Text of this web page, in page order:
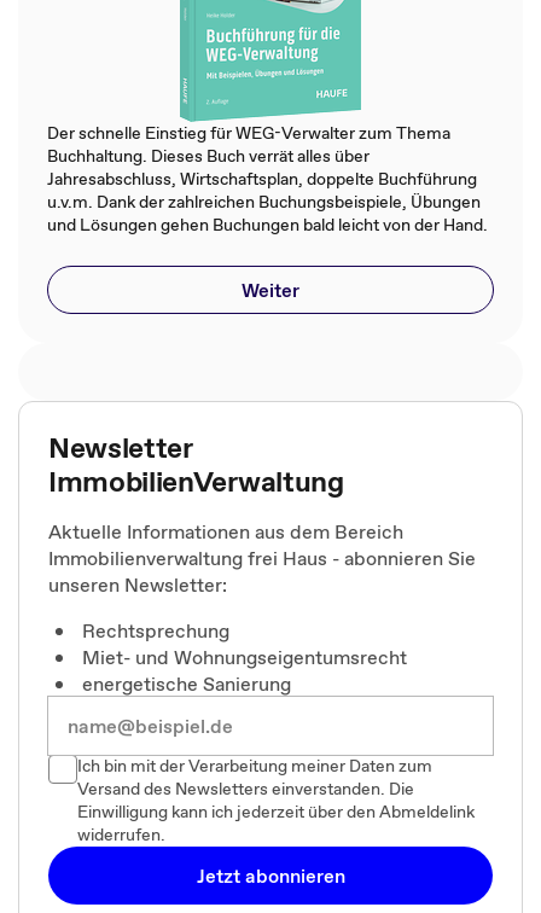
Der schnelle Einstieg für WEG-Verwalter zum Thema
Buchhaltung. Dieses Buch verrät alles über
Jahresabschluss, Wirtschaftsplan, doppelte Buchführung
u.v.m. Dank der zahlreichen Buchungsbeispiele, Übungen
und Lösungen gehen Buchungen bald leicht von der Hand.
Weiter
Newsletter
ImmobilienVerwaltung
Aktuelle Informationen aus dem Bereich
Immobilienverwaltung frei Haus - abonnieren Sie
unseren Newsletter:
Rechtsprechung
Miet- und Wohnungseigentumsrecht
energetische Sanierung
Ich bin mit der Verarbeitung meiner Daten zum
Versand des Newsletters einverstanden. Die
Einwilligung kann ich jederzeit über den Abmeldelink
widerrufen.
Jetzt abonnieren